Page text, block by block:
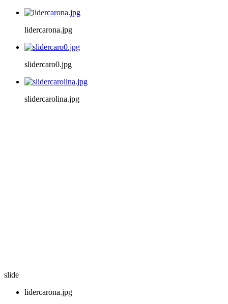
lidercarona.jpg
slidercaro0.jpg
slidercarolina.jpg
slide
lidercarona.jpg